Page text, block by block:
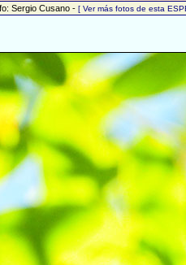
Sergio Cusano - [ Ver más fotos de esta